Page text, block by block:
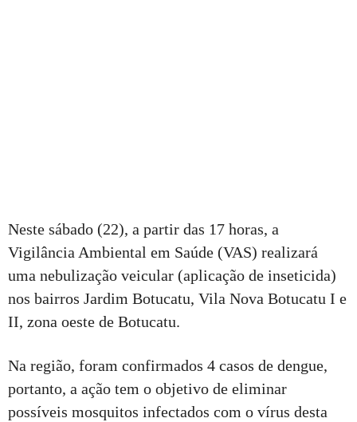
Neste sábado (22), a partir das 17 horas, a
Vigilância Ambiental em Saúde (VAS) realizará
uma nebulização veicular (aplicação de inseticida)
nos bairros Jardim Botucatu, Vila Nova Botucatu I e
II, zona oeste de Botucatu.
Na região, foram confirmados 4 casos de dengue,
portanto, a ação tem o objetivo de eliminar
possíveis mosquitos infectados com o vírus desta